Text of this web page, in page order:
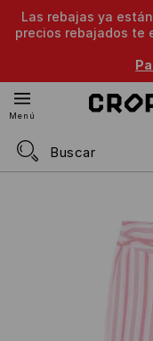
Las rebajas ya
precios rebajados te
Menú